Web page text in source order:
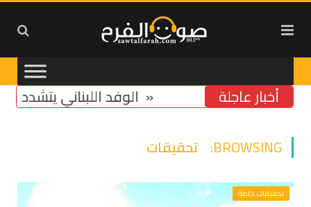
أخبار عاجلة الوفد اللبناني يتشدد في
BROWSING: تحقيقات
تحقيقات خاصة